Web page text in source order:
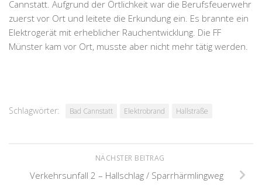
Cannstatt. Aufgrund der Örtlichkeit war die Berufsfeuerwehr
zuerst vor Ort und leitete die Erkundung ein. Es brannte ein
Elektrogerät mit erheblicher Rauchentwicklung. Die FF
Münster kam vor Ort, musste aber nicht mehr tätig werden.
Schlagwörter: Bad Cannstatt Elektrobrand Hallstraße
NÄCHSTER BEITRAG
Verkehrsunfall 2 – Hallschlag / Sparrhärmlingweg